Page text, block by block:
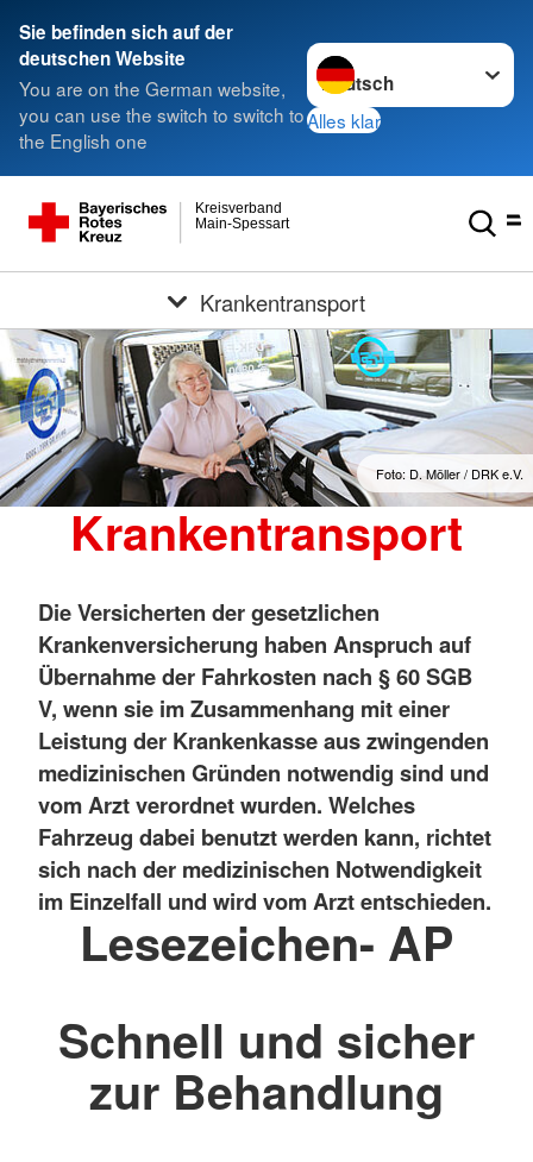
Sie befinden sich auf der
deutschen Website
You are on the German website,
you can use the switch to switch to
the English one
Sprache wechseln zu
Alles klar
Main-Spessart
Kreisverband
Krankentransport
Foto: D. Möller / DRK e.V.
Krankentransport
Die Versicherten der gesetzlichen
Krankenversicherung haben Anspruch auf
Übernahme der Fahrkosten nach § 60 SGB
V, wenn sie im Zusammenhang mit einer
Leistung der Krankenkasse aus zwingenden
medizinischen Gründen notwendig sind und
vom Arzt verordnet wurden. Welches
Fahrzeug dabei benutzt werden kann, richtet
sich nach der medizinischen Notwendigkeit
im Einzelfall und wird vom Arzt entschieden.
Lesezeichen- AP
Schnell und sicher
zur Behandlung